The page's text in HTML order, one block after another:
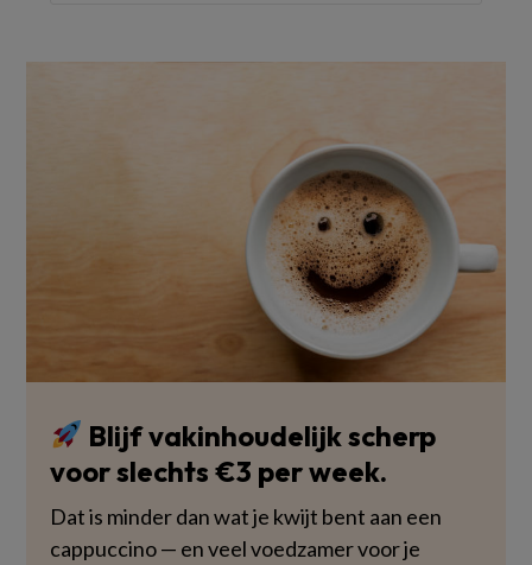
Blijf vakinhoudelijk scherp
voor slechts €3 per week.
Dat is minder dan wat je kwijt bent aan een
cappuccino — en veel voedzamer voor je